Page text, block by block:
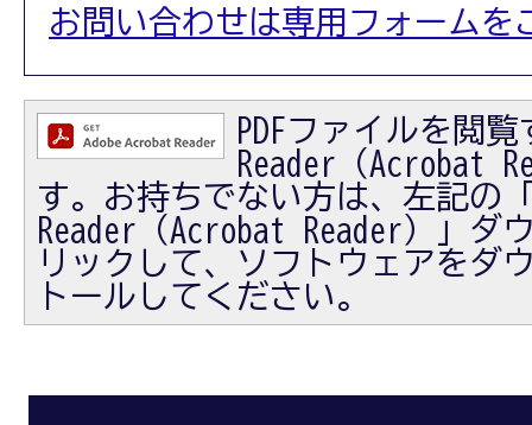
お問い合わせは専用フォームを
PDFファイルを閲
Reader（Acrobat
す。お持ちでない方は、左記の
Reader（Acrobat Reader）」ダ
リックして、ソフトウェアをダ
トールしてください。